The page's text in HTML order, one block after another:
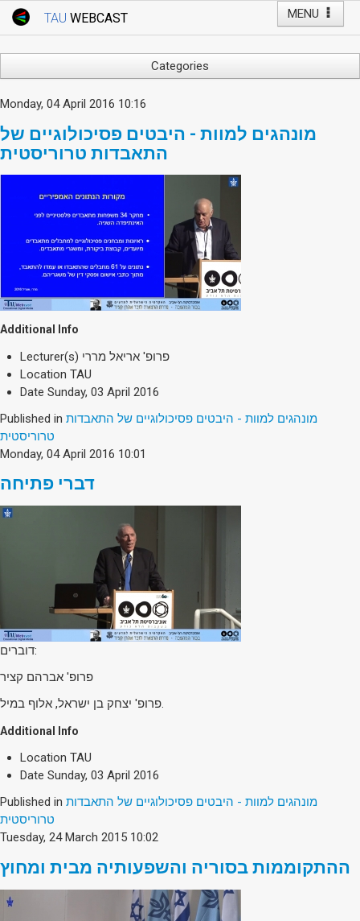
MENU
TAU WEBCAST
Webcast: Courses
Events
Live Webcast
TAU General Events
Faculty Events
YouTube Channel
Categories
Business & Management
Computers
Education
Faculty of Law
Humanities
Lecture Series
Live Webcast
Society & Politics
TAU General
SEARCH
Search
Monday, 04 April 2016 10:16
מונהגים למוות - היבטים פסיכולוגיים של
התאבדות טרוריסטית
Additional Info
Lecturer(s) פרופ' אריאל מררי
Location TAU
Date Sunday, 03 April 2016
Published in מונהגים למוות - היבטים פסיכולוגיים של התאבדות
טרוריסטית
Monday, 04 April 2016 10:01
דברי פתיחה
דוברים:
פרופ' אברהם קציר
פרופ' יצחק בן ישראל, אלוף במיל.
Additional Info
Location TAU
Date Sunday, 03 April 2016
Published in מונהגים למוות - היבטים פסיכולוגיים של התאבדות
טרוריסטית
Tuesday, 24 March 2015 10:02
ההתקוממות בסוריה והשפעותיה מבית ומחוץ